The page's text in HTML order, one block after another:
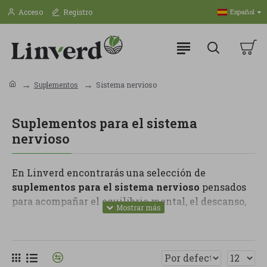
Acceso Registro Español
Suplementos Sistema nervioso
Suplementos para el sistema
nervioso
En Linverd encontrarás una selección de
suplementos para el sistema nervioso pensados
para acompañar el equilibrio mental, el descanso,
la concentración y la gestión del estrés dentro de
nerviosismo o dificultad para desconectar.